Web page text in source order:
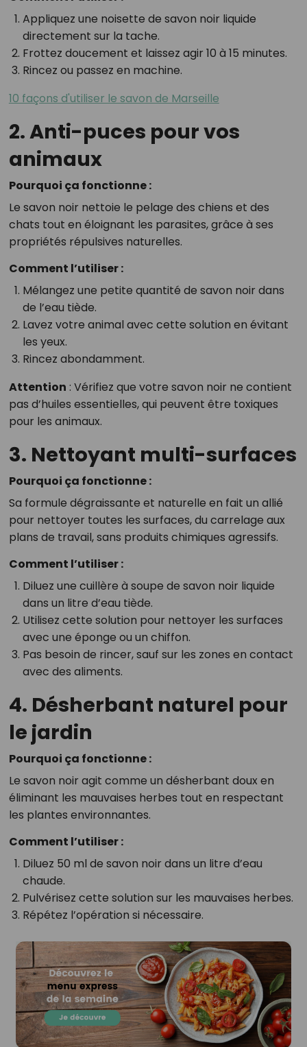
Appliquez une noisette de savon noir liquide
directement sur la tache.
Frottez doucement et laissez agir 10 à 15 minutes.
Rincez ou passez en machine.
10 façons d'utiliser le savon de Marseille
2. Anti-puces pour vos
animaux
Pourquoi ça fonctionne :
Le savon noir nettoie le pelage des chiens et des
chats tout en éloignant les parasites, grâce à ses
propriétés répulsives naturelles.
Comment l’utiliser :
Mélangez une petite quantité de savon noir dans
de l’eau tiède.
Lavez votre animal avec cette solution en évitant
les yeux.
Rincez abondamment.
Attention : Vérifiez que votre savon noir ne contient
pas d’huiles essentielles, qui peuvent être toxiques
pour les animaux.
3. Nettoyant multi-surfaces
Pourquoi ça fonctionne :
Sa formule dégraissante et naturelle en fait un allié
pour nettoyer toutes les surfaces, du carrelage aux
plans de travail, sans produits chimiques agressifs.
Comment l’utiliser :
Diluez une cuillère à soupe de savon noir liquide
dans un litre d’eau tiède.
Utilisez cette solution pour nettoyer les surfaces
avec une éponge ou un chiffon.
Pas besoin de rincer, sauf sur les zones en contact
avec des aliments.
4. Désherbant naturel pour
le jardin
Pourquoi ça fonctionne :
Le savon noir agit comme un désherbant doux en
éliminant les mauvaises herbes tout en respectant
les plantes environnantes.
Comment l’utiliser :
Diluez 50 ml de savon noir dans un litre d’eau
chaude.
Pulvérisez cette solution sur les mauvaises herbes.
Répétez l’opération si nécessaire.